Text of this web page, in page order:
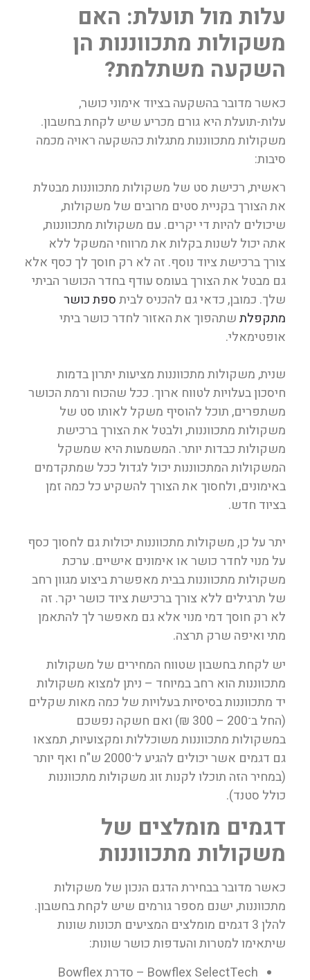
עלות מול תועלת: האם
משקולות מתכווננות הן
השקעה משתלמת?
כאשר מדובר בהשקעה בציוד אימוני כושר,
עלות-תועלת היא גורם מכריע שיש לקחת בחשבון.
משקולות מתכווננות מתגלות כהשקעה ראויה מכמה
סיבות:
ראשית, רכישת סט של משקולות מתכווננות מבטלת
את הצורך בקניית סטים מרובים של משקולות,
שיכולים להיות די יקרים. עם משקולות מתכווננות,
אתה יכול לשנות בקלות את מרווחי המשקל ללא
צורך ברכישת ציוד נוסף. זה לא רק חוסך לך כסף אלא
גם מבטל את הצורך בעומס עודף בחדר הכושר הביתי
שלך. כמובן, כדאי גם להכניס לביתספת כושר
מתקפלתשתהפוך את האזור לחדר כושר ביתי
אופטימאלי.
שנית, משקולות מתכווננות מציעות יתרון בדמות
חיסכון בעלויות לטווח ארוך. ככל שהכוח ורמת הכושר
משתפרים, תוכל להוסיף משקל לאותו סט של
משקולות מתכווננות, ולבטל את הצורך ברכישת
משקולות כבדות יותר. המשמעות היא שמשקל
המשקולות המתכווננות יכול לגדול ככל שמתקדמים
באימונים, ולחסוך את הצורך להשקיע כל כמה זמן
בציוד חדש.
יתר על כן, משקולות מתכווננות יכולות גם לחסוך כסף
על מנוי לחדר כושר או אימונים אישיים. ערכת
משקולות מתכווננות בבית מאפשרת ביצוע מגוון רחב
של תרגילים ללא צורך ברכישת ציוד כושר יקר. זה
לא רק חוסך דמי מנוי אלא גם מאפשר לך להתאמן
מתי ואיפה שרק תרצה.
יש לקחת בחשבון שטווח המחירים של משקולות
מתכווננות הוא רחב במיוחד – ניתן למצוא משקולות
יד מתכווננות בסיסיות בעלויות של כמה מאות שקלים
(החל ב־200 – 300 ₪) ואם חשקה נפשכם
במשקולות מתכווננות משוכללות ומקצועיות, תמצאו
גם דגמים אשר יכולים להגיע ל־2000 ש"ח ואף יותר
(במחיר הזה תוכלו לקנות זוג משקולות מתכווננות
כולל סטנד).
דגמים מומלצים של
משקולות מתכווננות
כאשר מדובר בבחירת הדגם הנכון של משקולות
מתכווננות, ישנם מספר גורמים שיש לקחת בחשבון.
להלן 3 דגמים מומלצים המציעים תכונות שונות
שיתאימו למטרות והעדפות כושר שונות:
Bowflex SelectTech
– סדרת Bowflex